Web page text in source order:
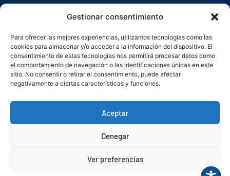
Gestionar consentimiento
Para ofrecer las mejores experiencias, utilizamos tecnologías como las
cookies para almacenar y/o acceder a la información del dispositivo. El
consentimiento de estas tecnologías nos permitirá procesar datos como
el comportamiento de navegación o las identificaciones únicas en este
sitio. No consentir o retirar el consentimiento, puede afectar
negativamente a ciertas características y funciones.
Aceptar
Denegar
Ver preferencias
Redes sociales
Política de privacidadPolítica de cookies